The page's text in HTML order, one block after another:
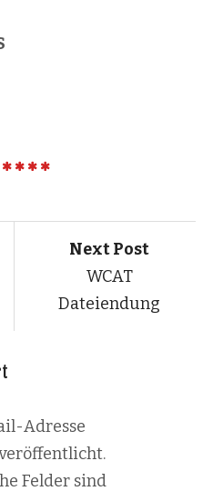
Next Post
WCAT
Dateiendung
Adresse
Felder sind